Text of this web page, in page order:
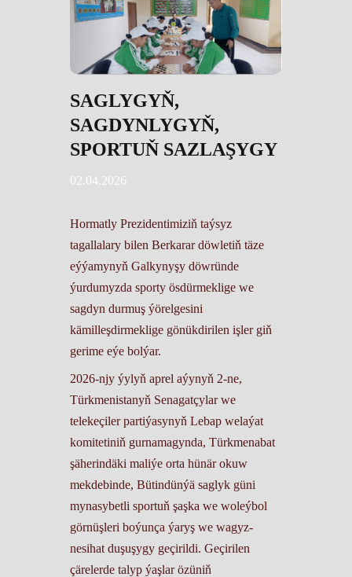
SAGLYGYŇ,
SAGDYNLYGYŇ,
SPORTUŇ SAZLAŞYGY
02.04.2026
Hormatly Prezidentimiziň taýsyz
tagallalary bilen Berkarar döwletiň täze
eýýamynyň Galkynyşy döwründe
ýurdumyzda sporty ösdürmeklige we
sagdyn durmuş ýörelgesini
kämilleşdirmeklige gönükdirilen işler giň
gerime eýe bolýar.
2026-njy ýylyň aprel aýynyň 2-ne,
Türkmenistanyň Senagatçylar we
telekeçiler partiýasynyň Lebap welaýat
komitetiniň gurnamagynda, Türkmenabat
şäherindäki maliýe orta hünär okuw
mekdebinde, Bütindünýä saglyk güni
mynasybetli sportuň şaşka we woleýbol
görnüşleri boýunça ýaryş we wagyz-
nesihat duşuşygy geçirildi. Geçirilen
çärelerde talyp ýaşlar özüniň